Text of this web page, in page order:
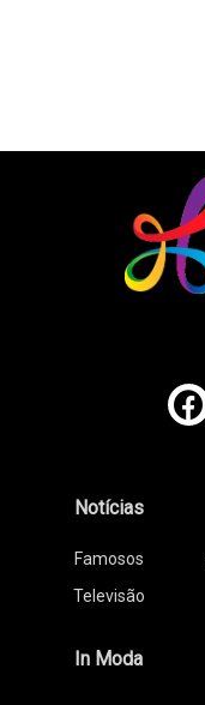
Notícias
Famosos
Televisão
In Moda